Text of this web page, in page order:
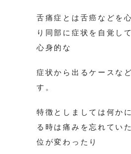
舌痛症とは舌癌などを
り同部に症状を自覚し
心身的な
症状から出るケースな
す。
特徴としましては何か
る時は痛みを忘れてい
位が変わったり